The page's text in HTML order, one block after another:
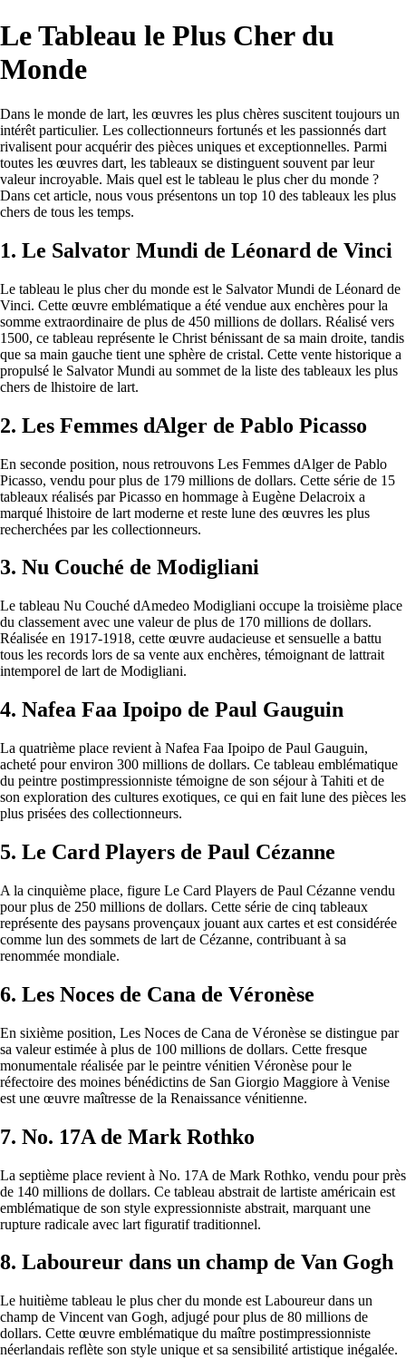
Le Tableau le Plus Cher du
Monde
Dans le monde de lart, les œuvres les plus chères suscitent toujours un
intérêt particulier. Les collectionneurs fortunés et les passionnés dart
rivalisent pour acquérir des pièces uniques et exceptionnelles. Parmi
toutes les œuvres dart, les tableaux se distinguent souvent par leur
valeur incroyable. Mais quel est le tableau le plus cher du monde ?
Dans cet article, nous vous présentons un top 10 des tableaux les plus
chers de tous les temps.
1. Le Salvator Mundi de Léonard de Vinci
Le tableau le plus cher du monde est le Salvator Mundi de Léonard de
Vinci. Cette œuvre emblématique a été vendue aux enchères pour la
somme extraordinaire de plus de 450 millions de dollars. Réalisé vers
1500, ce tableau représente le Christ bénissant de sa main droite, tandis
que sa main gauche tient une sphère de cristal. Cette vente historique a
propulsé le Salvator Mundi au sommet de la liste des tableaux les plus
chers de lhistoire de lart.
2. Les Femmes dAlger de Pablo Picasso
En seconde position, nous retrouvons Les Femmes dAlger de Pablo
Picasso, vendu pour plus de 179 millions de dollars. Cette série de 15
tableaux réalisés par Picasso en hommage à Eugène Delacroix a
marqué lhistoire de lart moderne et reste lune des œuvres les plus
recherchées par les collectionneurs.
3. Nu Couché de Modigliani
Le tableau Nu Couché dAmedeo Modigliani occupe la troisième place
du classement avec une valeur de plus de 170 millions de dollars.
Réalisée en 1917-1918, cette œuvre audacieuse et sensuelle a battu
tous les records lors de sa vente aux enchères, témoignant de lattrait
intemporel de lart de Modigliani.
4. Nafea Faa Ipoipo de Paul Gauguin
La quatrième place revient à Nafea Faa Ipoipo de Paul Gauguin,
acheté pour environ 300 millions de dollars. Ce tableau emblématique
du peintre postimpressionniste témoigne de son séjour à Tahiti et de
son exploration des cultures exotiques, ce qui en fait lune des pièces les
plus prisées des collectionneurs.
5. Le Card Players de Paul Cézanne
A la cinquième place, figure Le Card Players de Paul Cézanne vendu
pour plus de 250 millions de dollars. Cette série de cinq tableaux
représente des paysans provençaux jouant aux cartes et est considérée
comme lun des sommets de lart de Cézanne, contribuant à sa
renommée mondiale.
6. Les Noces de Cana de Véronèse
En sixième position, Les Noces de Cana de Véronèse se distingue par
sa valeur estimée à plus de 100 millions de dollars. Cette fresque
monumentale réalisée par le peintre vénitien Véronèse pour le
réfectoire des moines bénédictins de San Giorgio Maggiore à Venise
est une œuvre maîtresse de la Renaissance vénitienne.
7. No. 17A de Mark Rothko
La septième place revient à No. 17A de Mark Rothko, vendu pour près
de 140 millions de dollars. Ce tableau abstrait de lartiste américain est
emblématique de son style expressionniste abstrait, marquant une
rupture radicale avec lart figuratif traditionnel.
8. Laboureur dans un champ de Van Gogh
Le huitième tableau le plus cher du monde est Laboureur dans un
champ de Vincent van Gogh, adjugé pour plus de 80 millions de
dollars. Cette œuvre emblématique du maître postimpressionniste
néerlandais reflète son style unique et sa sensibilité artistique inégalée.